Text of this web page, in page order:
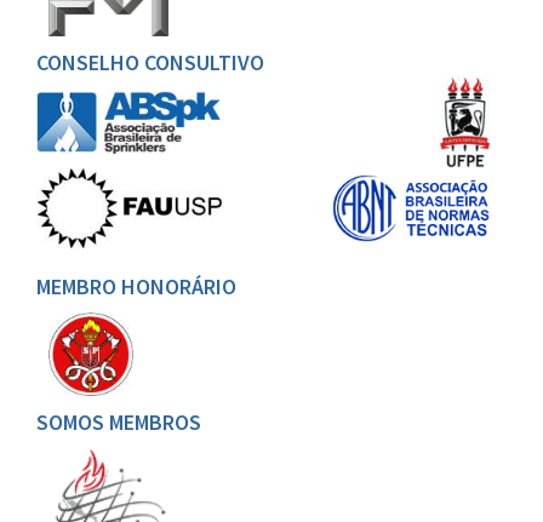
CONSELHO CONSULTIVO
MEMBRO HONORÁRIO
SOMOS MEMBROS